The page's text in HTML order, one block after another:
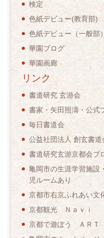
検定
色紙デビュー(教育部)
色紙デビュー（一般部）
華園ブログ
華園画廊
リンク
書道研究 玄游会
書家・矢田照濤・公式
毎日書道会
公益社団法人 創玄書道
書道研究玄游京都会ブ
亀岡市の生涯学習施設
児ルームあり
京都市右京ふれあい文
京都観光 Ｎａｖｉ
京都で遊ぼう ＡＲＴ